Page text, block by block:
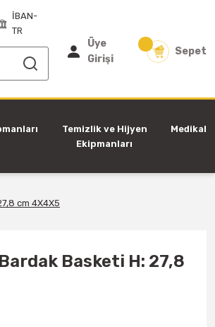
İBAN-
TR
Üye
Girişi
Sepet
Temizlik ve Hijyen
Ekipmanları
Medikal
cm 4X4X5
Basketi H: 27,8